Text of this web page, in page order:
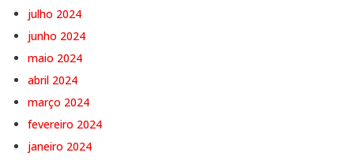
julho 2024
junho 2024
maio 2024
abril 2024
março 2024
fevereiro 2024
janeiro 2024